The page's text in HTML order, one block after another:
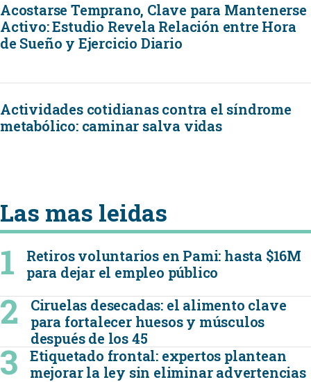
Acostarse Temprano, Clave para Mantenerse
Activo: Estudio Revela Relación entre Hora
de Sueño y Ejercicio Diario
Actividades cotidianas contra el síndrome
metabólico: caminar salva vidas
Las mas leidas
Retiros voluntarios en Pami: hasta $16M
para dejar el empleo público
Ciruelas desecadas: el alimento clave
para fortalecer huesos y músculos
después de los 45
Etiquetado frontal: expertos plantean
mejorar la ley sin eliminar advertencias